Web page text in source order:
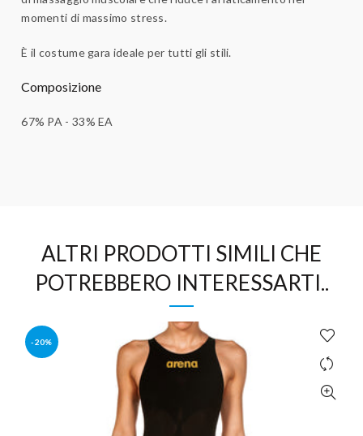
momenti di massimo stress.
È il costume gara ideale per tutti gli stili.
Composizione
67% PA - 33% EA
ALTRI PRODOTTI SIMILI CHE
POTREBBERO INTERESSARTI..
-20%